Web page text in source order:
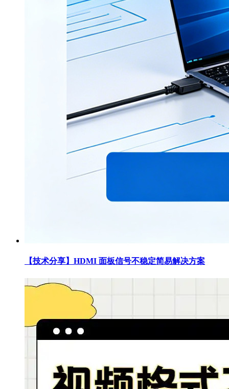
【技术分享】HDMI 面板信号不稳定简易解决方案